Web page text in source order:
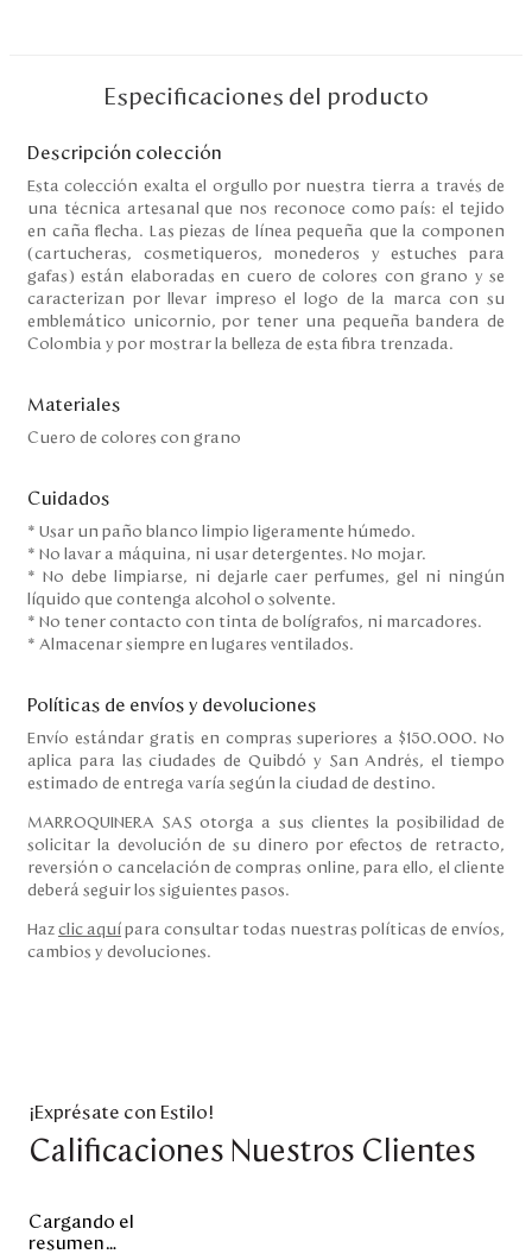
Especificaciones del producto
Descripción colección
Esta colección exalta el orgullo por nuestra tierra a través de
una técnica artesanal que nos reconoce como país: el tejido
en caña flecha. Las piezas de línea pequeña que la componen
(cartucheras, cosmetiqueros, monederos y estuches para
gafas) están elaboradas en cuero de colores con grano y se
caracterizan por llevar impreso el logo de la marca con su
emblemático unicornio, por tener una pequeña bandera de
Colombia y por mostrar la belleza de esta fibra trenzada.
Materiales
Cuero de colores con grano
Cuidados
* Usar un paño blanco limpio ligeramente húmedo.
* No lavar a máquina, ni usar detergentes. No mojar.
* No debe limpiarse, ni dejarle caer perfumes, gel ni ningún
líquido que contenga alcohol o solvente.
* No tener contacto con tinta de bolígrafos, ni marcadores.
* Almacenar siempre en lugares ventilados.
Políticas de envíos y devoluciones
Envío estándar gratis en compras superiores a $150.000. No
aplica para las ciudades de Quibdó y San Andrés, el tiempo
estimado de entrega varía según la ciudad de destino.
MARROQUINERA SAS otorga a sus clientes la posibilidad de
solicitar la devolución de su dinero por efectos de retracto,
reversión o cancelación de compras online, para ello, el cliente
deberá seguir los siguientes pasos.
Haz clic aquí para consultar todas nuestras políticas de envíos,
cambios y devoluciones.
¡Exprésate con Estilo!
Calificaciones Nuestros Clientes
Cargando el
resumen…